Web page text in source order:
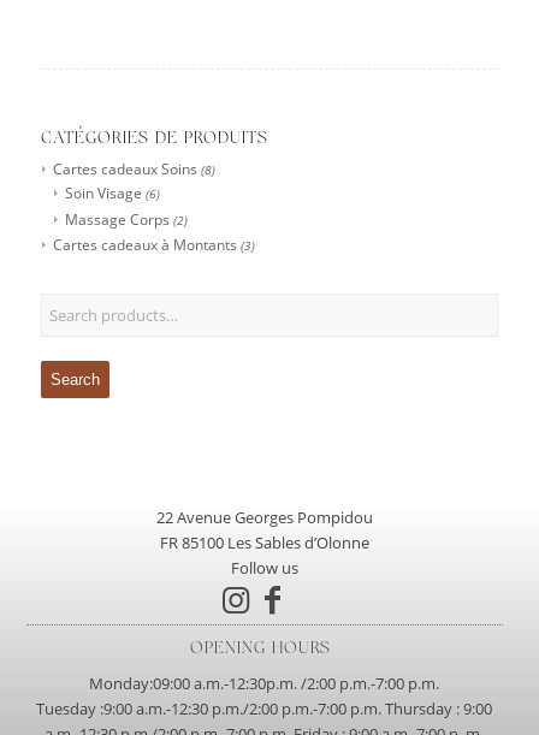
CATÉGORIES DE PRODUITS
Cartes cadeaux Soins (8)
Soin Visage (6)
Massage Corps (2)
Cartes cadeaux à Montants (3)
Search
22 Avenue Georges Pompidou
FR 85100 Les Sables d’Olonne
Follow us
OPENING HOURS
Monday:09:00 a.m.-12:30p.m. /2:00 p.m.-7:00 p.m.
Tuesday :9:00 a.m.-12:30 p.m./2:00 p.m.-7:00 p.m. Thursday : 9:00